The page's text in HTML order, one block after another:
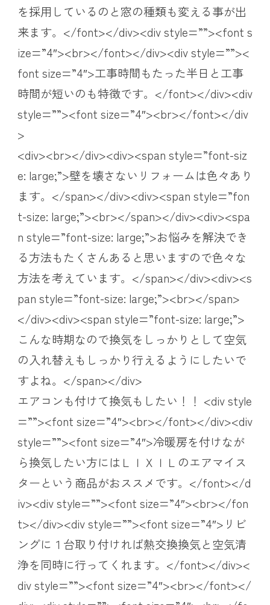
を採用しているのと窓の種類も変える事が出
来ます。</font></div><div style=””><font s
ize=”4″><br></font></div><div style=””><
font size=”4″>工事時間もたった半日と工事
時間が短いのも特徴です。</font></div><div
style=””><font size=”4″><br></font></div
>
<div><br></div><div><span style=”font-siz
e: large;”>壁を壊さないリフォームは色々あり
ます。</span></div><div><span style=”fon
t-size: large;”><br></span></div><div><spa
n style=”font-size: large;”>お悩みを解決でき
る方法もたくさんあると思いますので色々な
方法を考えています。</span></div><div><s
pan style=”font-size: large;”><br></span>
</div><div><span style=”font-size: large;”>
こんな時期なので換気をしっかりとして空気
の入れ替えもしっかり行えるようにしたいで
すよね。</span></div>
エアコンも付けて換気もしたい！！ <div style
=””><font size=”4″><br></font></div><div
style=””><font size=”4″>冷暖房を付けなが
ら換気したい方にはＬＩＸＩＬのエアマイス
ターという商品がおススメです。</font></d
iv><div style=””><font size=”4″><br></fon
t></div><div style=””><font size=”4″>リビ
ングに１台取り付ければ熱交換換気と空気清
浄を同時に行ってくれます。</font></div><
div style=””><font size=”4″><br></font></